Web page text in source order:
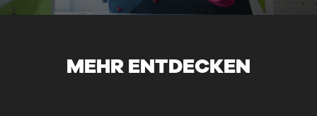
MEHR ENTDECKEN